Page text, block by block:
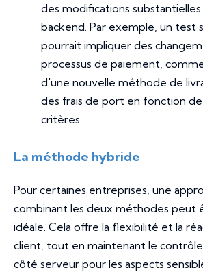
des modifications substantielles
backend. Par exemple, un test
pourrait impliquer des
processus de paiement,
d'une nouvelle méthode de
des frais de port en fonction
critères.
La méthode hybride
Pour certaines entreprises, une
combinant les deux méthodes peut
idéale. Cela offre la flexibilité et la
client, tout en maintenant le
côté serveur pour les aspects